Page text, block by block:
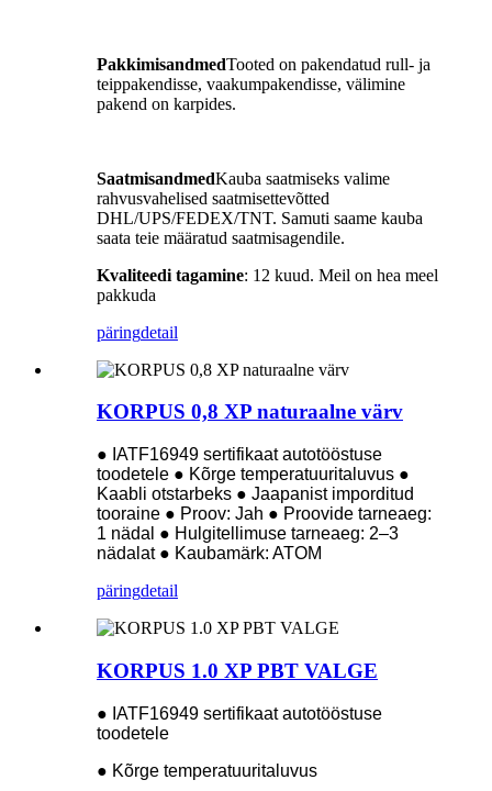
PakkimisandmedTooted on pakendatud rull- ja
teippakendisse, vaakumpakendisse, välimine
pakend on karpides.
SaatmisandmedKauba saatmiseks valime
rahvusvahelised saatmisettevõtted
DHL/UPS/FEDEX/TNT. Samuti saame kauba
saata teie määratud saatmisagendile.
Kvaliteedi tagamine: 12 kuud. Meil ​​on hea meel
pakkuda
päringdetail
KORPUS 0,8 XP naturaalne värv
● IATF16949 sertifikaat autotööstuse
toodetele ● Kõrge temperatuuritaluvus ●
Kaabli otstarbeks ● Jaapanist imporditud
tooraine ● Proov: Jah ● Proovide tarneaeg:
1 nädal ● Hulgitellimuse tarneaeg: 2–3
nädalat ● Kaubamärk: ATOM
päringdetail
KORPUS 1.0 XP PBT VALGE
● IATF16949 sertifikaat autotööstuse
toodetele
● Kõrge temperatuuritaluvus